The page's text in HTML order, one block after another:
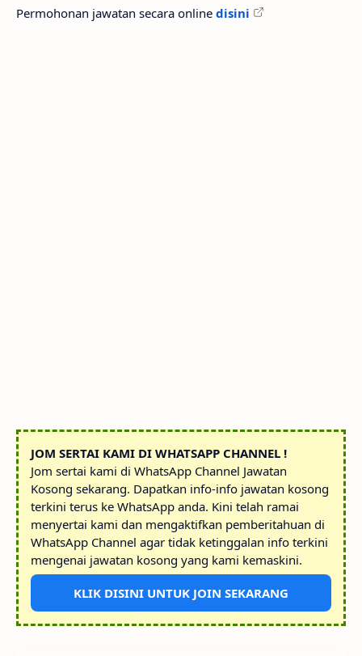
Permohonan jawatan secara online disini
JOM SERTAI KAMI DI WHATSAPP CHANNEL !
Jom sertai kami di WhatsApp Channel Jawatan
Kosong sekarang. Dapatkan info-info jawatan kosong
terkini terus ke WhatsApp anda. Kini telah ramai
menyertai kami dan mengaktifkan pemberitahuan di
WhatsApp Channel agar tidak ketinggalan info terkini
mengenai jawatan kosong yang kami kemaskini.
KLIK DISINI UNTUK JOIN SEKARANG